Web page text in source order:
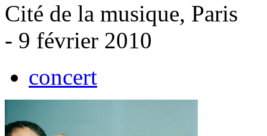
Cité de la musique, Paris
- 9 février 2010
concert